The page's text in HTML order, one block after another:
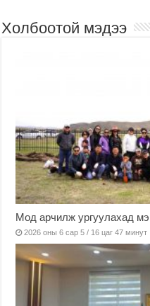
Холбоотой мэдээ
Мод арчилж ургуулахад
2026 оны 6 сар 5 / 16 цаг 47 минут